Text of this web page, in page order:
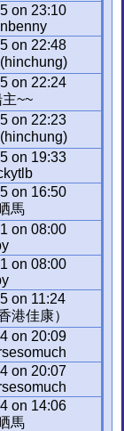
on 23:10
on 22:48
on 22:24
主~~
on 22:23
on 19:33
on 16:50
馬
on 08:00
on 08:00
on 11:24
港佳康）
on 20:09
on 20:07
on 14:06
馬